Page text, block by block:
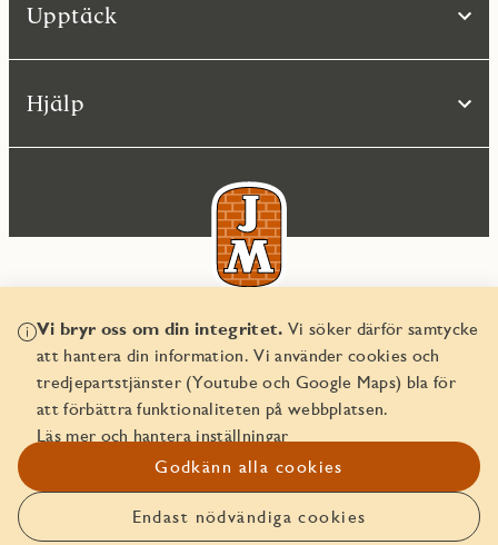
Anmäl intresse
Vi bryr oss om din integritet. Vi söker därför samtycke
att hantera din information. Vi använder cookies och
tredjepartstjänster (Youtube och Google Maps) bla för
att förbättra funktionaliteten på webbplatsen.
Läs mer och hantera inställningar
Godkänn alla cookies
Endast nödvändiga cookies
Upptäck
Hjälp
© JM AB 2026
Organisationsnummer 556045-2103